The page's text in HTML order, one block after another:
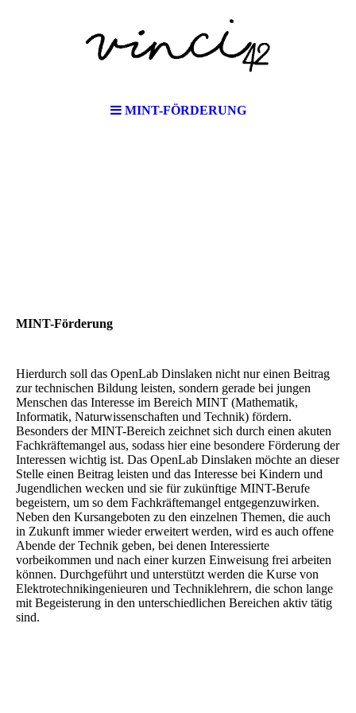
MINT-FÖRDERUNG
MINT-Förderung
Hierdurch soll das OpenLab Dinslaken nicht nur einen Beitrag
zur technischen Bildung leisten, sondern gerade bei jungen
Menschen das Interesse im Bereich MINT (Mathematik,
Informatik, Naturwissenschaften und Technik) fördern.
Besonders der MINT-Bereich zeichnet sich durch einen akuten
Fachkräftemangel aus, sodass hier eine besondere Förderung der
Interessen wichtig ist. Das OpenLab Dinslaken möchte an dieser
Stelle einen Beitrag leisten und das Interesse bei Kindern und
Jugendlichen wecken und sie für zukünftige MINT-Berufe
begeistern, um so dem Fachkräftemangel entgegenzuwirken.
Neben den Kursangeboten zu den einzelnen Themen, die auch
in Zukunft immer wieder erweitert werden, wird es auch offene
Abende der Technik geben, bei denen Interessierte
vorbeikommen und nach einer kurzen Einweisung frei arbeiten
können. Durchgeführt und unterstützt werden die Kurse von
Elektrotechnikingenieuren und Techniklehrern, die schon lange
mit Begeisterung in den unterschiedlichen Bereichen aktiv tätig
sind.